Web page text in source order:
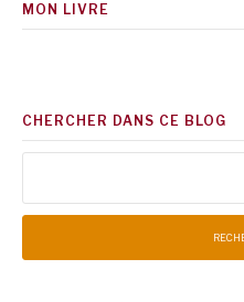
MON LIVRE
CHERCHER DANS CE BLOG